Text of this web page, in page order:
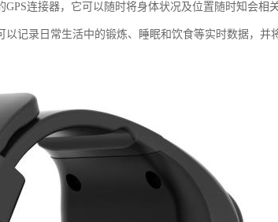
连接器，它可以随时将身体状况及位置随时知会相
记录日常生活中的锻炼、睡眠和饮食等实时数据，并